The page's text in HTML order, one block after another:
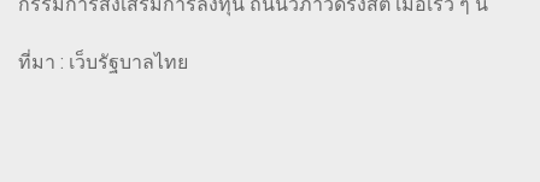
ที่มา : เว็บรัฐบาลไทย